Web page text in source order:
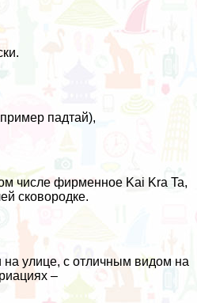
падтай),
числе фирменное Kai Kra Ta,
сковородке.
на улице, с отличным видом на
–